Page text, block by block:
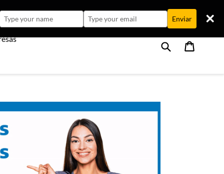
Buscar
Type
your
Type
your
Enviar